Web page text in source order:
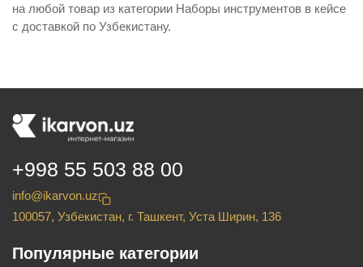
на любой товар из категории Наборы инструментов в кейсе
с доставкой по Узбекистану.
+998 55 503 88 00
info@ikarvon.uz
100057, Узбекистан, г. Ташкент, Уста Ширин, 136
Популярные категории